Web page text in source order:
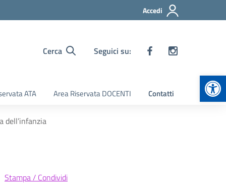
Accedi
Cerca Seguici su:
ATA Area Riservata DOCENTI Contatti
dell’infanzia
Stampa / Condividi